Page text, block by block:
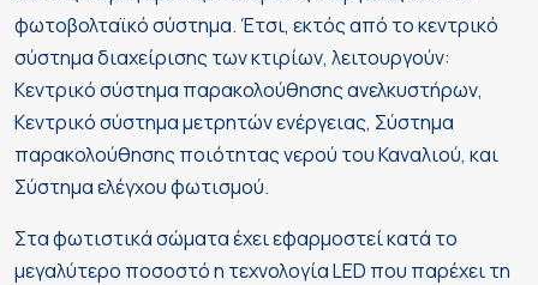
φωτοβολταϊκό σύστημα. Έτσι, εκτός από το κεντρικό
σύστημα διαχείρισης των κτιρίων, λειτουργούν:
Κεντρικό σύστημα παρακολούθησης ανελκυστήρων,
Κεντρικό σύστημα μετρητών ενέργειας, Σύστημα
παρακολούθησης ποιότητας νερού του Καναλιού, και
Σύστημα ελέγχου φωτισμού.
Στα φωτιστικά σώματα έχει εφαρμοστεί κατά το
μεγαλύτερο ποσοστό η τεχνολογία LED που παρέχει τη